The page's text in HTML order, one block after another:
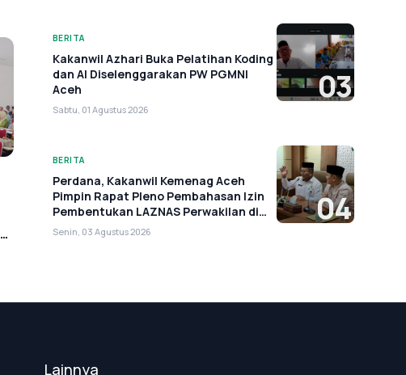
BERITA
Kakanwil Azhari Buka Pelatihan Koding
dan AI Diselenggarakan PW PGMNI
Aceh
Sabtu, 01 Agustus 2026
03
BERITA
Perdana, Kakanwil Kemenag Aceh
Pimpin Rapat Pleno Pembahasan Izin
Pembentukan LAZNAS Perwakilan di
Aceh
Senin, 03 Agustus 2026
04
Lainnya